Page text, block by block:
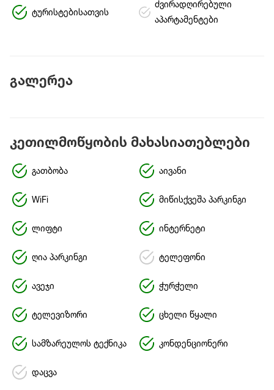
ტურისტებისათვის
ძვირადღირებული
აპარტამენტები
გალერეა
კეთილმოწყობის მახასიათებლები
გათბობა აივანი
WiFi მიწისქვეშა პარკინგი
ლიფტი ინტერნეტი
ღია პარკინგი ტელეფონი
ავეჯი ჭურჭელი
ტელევიზორი ცხელი წყალი
სამზარეულოს ტექნიკა კონდენციონერი
დაცვა